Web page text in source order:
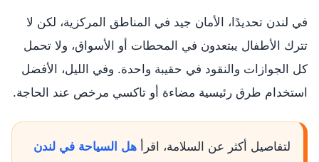
في لندن تحديدًا، الأمان جيد في المناطق المركزية، لكن لا
تترك الأطفال يبتعدون في المحطات أو الأسواق، ولا تحمل
كل الجوازات والنقود في حقيبة واحدة. وفي الليل، الأفضل
استخدام طرق رئيسية مضاءة أو تاكسي مرخص عند الحاجة.
لتفاصيل أكثر عن السلامة، اقرأ هل السياحة في لندن